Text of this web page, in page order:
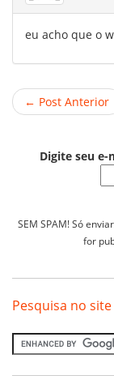
eu acho que o
← Post Anterior
Digite seu e-
SEM SPAM! Só
for
Pesquisa no site